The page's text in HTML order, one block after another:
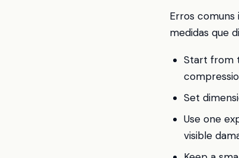
Erros
medidas que
Start from
Set
Use one
visible